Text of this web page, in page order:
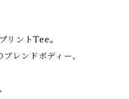
リントTee。
レンドボディー、